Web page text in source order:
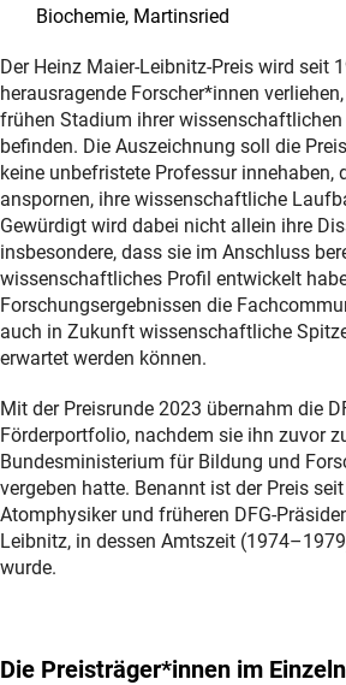
Biochemie, Martinsried
Der Heinz Maier-Leibnitz-Preis wird seit
herausragende Forscher*innen
frühen Stadium ihrer
befinden. Die Auszeichnung soll die
keine unbefristete Professur innehaben,
anspornen, ihre wissenschaftliche
Gewürdigt wird dabei nicht allein ihre
insbesondere, dass sie im Anschluss
wissenschaftliches Profil entwickelt
Forschungsergebnissen die
auch in Zukunft wissenschaftliche
erwartet werden können.
Mit der Preisrunde 2023 übernahm die
Förderportfolio, nachdem sie ihn zuvor
Bundesministerium für Bildung und
vergeben hatte. Benannt ist der Preis
Atomphysiker und früheren DFG-
Leibnitz, in dessen Amtszeit
wurde.
Die Preisträger*innen im